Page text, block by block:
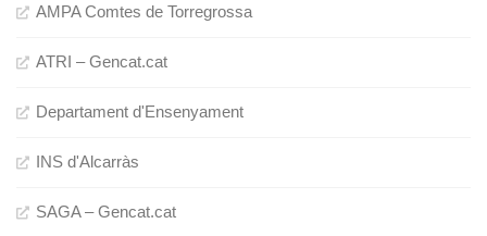
AMPA Comtes de Torregrossa
ATRI – Gencat.cat
Departament d'Ensenyament
INS d'Alcarràs
SAGA – Gencat.cat